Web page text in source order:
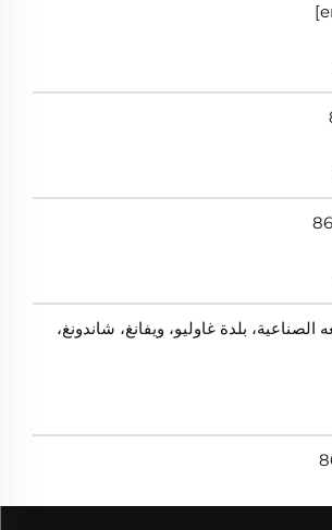
الصناعية، بلدة غاوليو، ويفانغ، شاندونغ،